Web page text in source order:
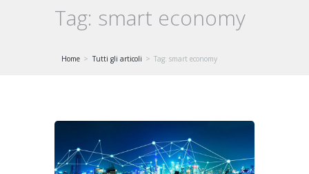
Tag: smart economy
Home Tutti gli articoli Tag: smart economy